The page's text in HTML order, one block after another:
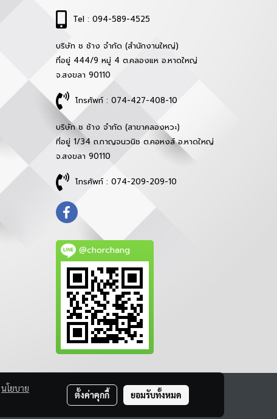
Tel : 094-589-4525
บริษัท ช ช้าง จำกัด (สำนักงานใหญ่)
ที่อยู่ 444/9 หมู่ 4 ต.คลองแห อ.หาดใหญ่
จ.สงขลา 90110
โทรศัพท์ : 074-427-408-10
บริษัท ช ช้าง จำกัด (สาขาคลองหวะ)
ที่อยู่ 1/34 ถ.กาญจนวนิช ต.คอหงส์ อ.หาดใหญ่
จ.สงขลา 90110
โทรศัพท์ : 074-209-209-10
@chorchang
นโยบาย
ตั้งค่าคุกกี้ ยอมรับทั้งหมด